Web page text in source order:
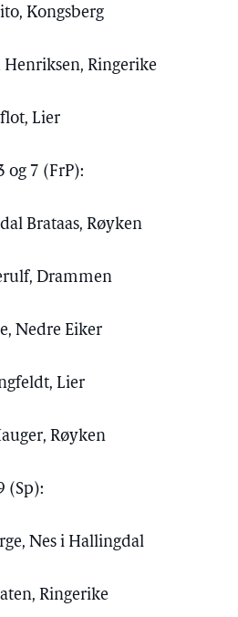
Kongsberg
Ringerike
Lier
og 7 (FrP):
Brataas, Røyken
Drammen
Nedre Eiker
Lier
Røyken
(Sp):
Nes i Hallingdal
Ringerike